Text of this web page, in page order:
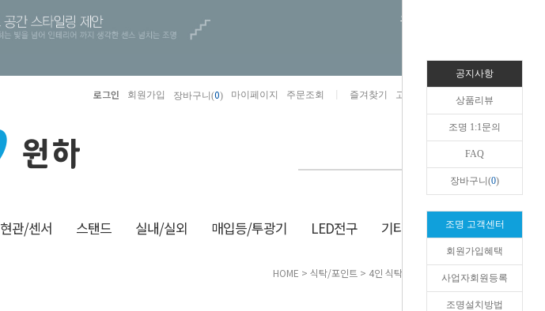
오늘하루 열지않음
로그인 회원가입 장바구니(0) 마이페이지 주문조회 즐겨찾기 고객센터 카카오톡채널/상담
현관/센서 스탠드 실내/실외 매입등/투광기 LED전구 기타/잡화 생활/건강
HOME > 식탁/포인트 > 4인 식탁 > 르쥬생뜨 5등 직부등 (골드)
공지사항
상품리뷰
조명 1:1문의
FAQ
장바구니(0)
조명 고객센터
회원가입혜택
사업자회원등록
조명설치방법